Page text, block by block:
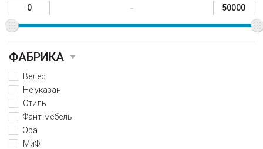
-
ФАБРИКА
Велес
Не указан
Стиль
Фант-мебель
Эра
МиФ